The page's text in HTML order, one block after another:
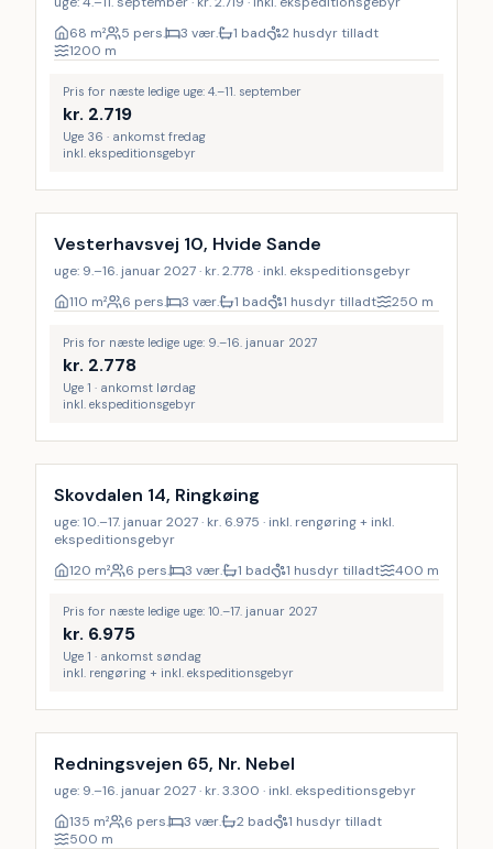
68 m² 5 pers. 3 vær. 1 bad
2 husdyr tilladt
1200 m
Pris for næste ledige uge: 4.–11. september
kr. 2.719
Uge 36 · ankomst fredag
inkl. ekspeditionsgebyr
Vesterhavsvej 10, Hvide Sande
uge: 9.–16. januar 2027 · kr. 2.778 · inkl. ekspeditionsgebyr
110 m² 6 pers. 3 vær. 1 bad 1 husdyr tilladt 250 m
Pris for næste ledige uge: 9.–16. januar 2027
kr. 2.778
Uge 1 · ankomst lørdag
inkl. ekspeditionsgebyr
Inkl. rengøring
Skovdalen 14, Ringkøing
uge: 10.–17. januar 2027 · kr. 6.975 · inkl. rengøring + inkl.
ekspeditionsgebyr
120 m² 6 pers. 3 vær. 1 bad 1 husdyr tilladt 400 m
Pris for næste ledige uge: 10.–17. januar 2027
kr. 6.975
Uge 1 · ankomst søndag
inkl. rengøring + inkl. ekspeditionsgebyr
Redningsvejen 65, Nr. Nebel
uge: 9.–16. januar 2027 · kr. 3.300 · inkl. ekspeditionsgebyr
135 m² 6 pers. 3 vær. 2 bad
1 husdyr tilladt
500 m